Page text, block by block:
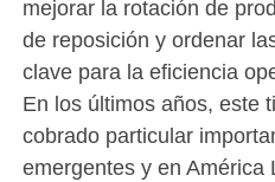
mejorar la rotación de
de reposición y ordenar
clave para la eficiencia
En los últimos años, este
cobrado particular
emergentes y en América